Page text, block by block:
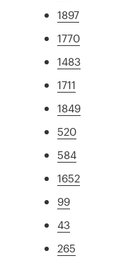
1897
1770
1483
1711
1849
520
584
1652
99
43
265